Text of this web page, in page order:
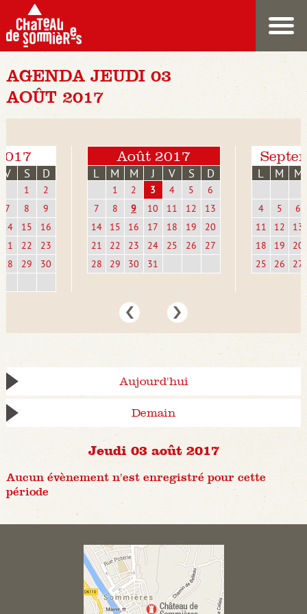
AGENDA JEUDI 03
AOÛT 2017
V S D
1
2
7
8
9
14
15
16
21
22
23
28
29 30
Août 2017
L M M J V S D
1 2 3 4 5
6
7
8 9 10 11 12
13
14
15 16 17 18 19
20
21
22 23 24 25 26
27
28
29 30 31
L M M
4 5
6
11
12
13
18
19
20
25
26 27
Aujourd'hui
Demain
Jeudi 03 août 2017
Aucun évènement n'est enregistré pour cette
période